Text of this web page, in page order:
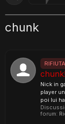
chunk
chunk!
Nick in
player
poi lui
forum: